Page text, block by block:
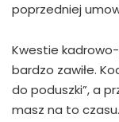
poprzedniej
Kwestie
bardzo zawiłe.
do poduszki”, a
masz na to czasu.